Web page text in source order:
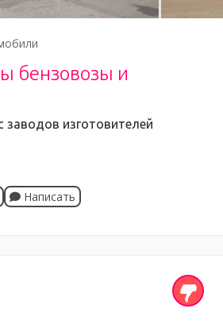
бензовозы и
заводов изготовителей
Написать